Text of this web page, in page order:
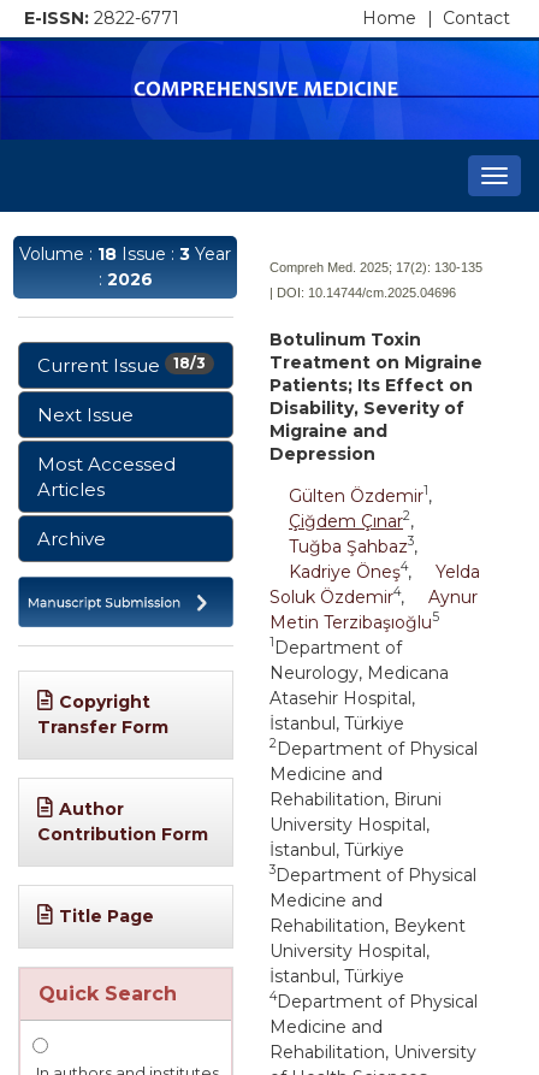
E-ISSN: 2822-6771 Contact
Home |
Volume : 18 Issue :3 Year
: 2026
18/3
Current Issue
Next Issue
Most Accessed
Articles
Archive
Copyright
Transfer Form
Author
Contribution Form
Title Page
Quick Search
Compreh Med. 2025; 17(2): 130-135
| DOI: 10.14744/cm.2025.04696
Botulinum Toxin
Treatment on Migraine
Patients; Its Effect on
Disability, Severity of
Migraine and
Depression
Gülten Özdemir1,
Çiğdem Çınar2,
Tuğba Şahbaz3,
Kadriye Öneş4,
Yelda
Soluk Özdemir4,
Aynur
Metin Terzibaşıoğlu5
1 Department of
Neurology, Medicana
Atasehir Hospital,
İstanbul, Türkiye
2Department of Physical
Medicine and
Rehabilitation, Biruni
University Hospital,
İstanbul, Türkiye
3Department of Physical
Medicine and
Rehabilitation, Beykent
University Hospital,
İstanbul, Türkiye
4Department of Physical
Medicine and
Rehabilitation, University